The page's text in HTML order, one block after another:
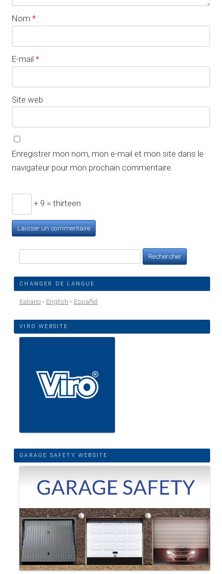
Nom *
E-mail *
Site web
Enregistrer mon nom, mon e-mail et mon site dans le
navigateur pour mon prochain commentaire.
+ 9 = thirteen
CHANGER DE LANGUE
Italiano English Español
VIRO WEBSITE
GARAGE SAFETY WEBSITE